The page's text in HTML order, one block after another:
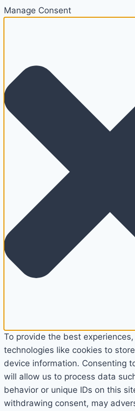
Manage Consent
To provide the best
technologies like cookies to
device information. Consenting
will allow us to process data
behavior or unique IDs on this
withdrawing consent, may